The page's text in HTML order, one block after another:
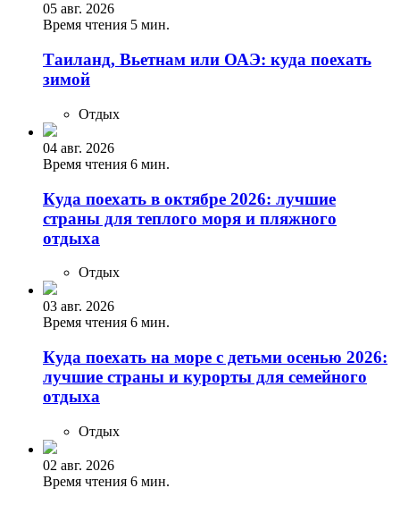
05 авг. 2026
Время чтения 5 мин.
Таиланд, Вьетнам или ОАЭ: куда поехать
зимой
Отдых
04 авг. 2026
Время чтения 6 мин.
Куда поехать в октябре 2026: лучшие
страны для теплого моря и пляжного
отдыха
Отдых
03 авг. 2026
Время чтения 6 мин.
Куда поехать на море с детьми осенью 2026:
лучшие страны и курорты для семейного
отдыха
Отдых
02 авг. 2026
Время чтения 6 мин.